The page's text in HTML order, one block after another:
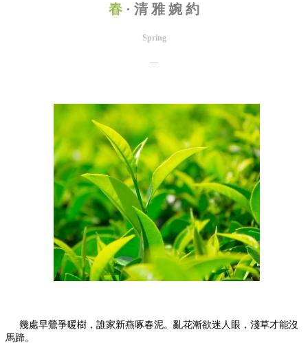
春 · 清 雅 婉 約
Spring
—
幾處早鶯爭暖樹，誰家新燕啄春泥。亂花漸欲迷人眼，淺草才能沒
馬蹄。